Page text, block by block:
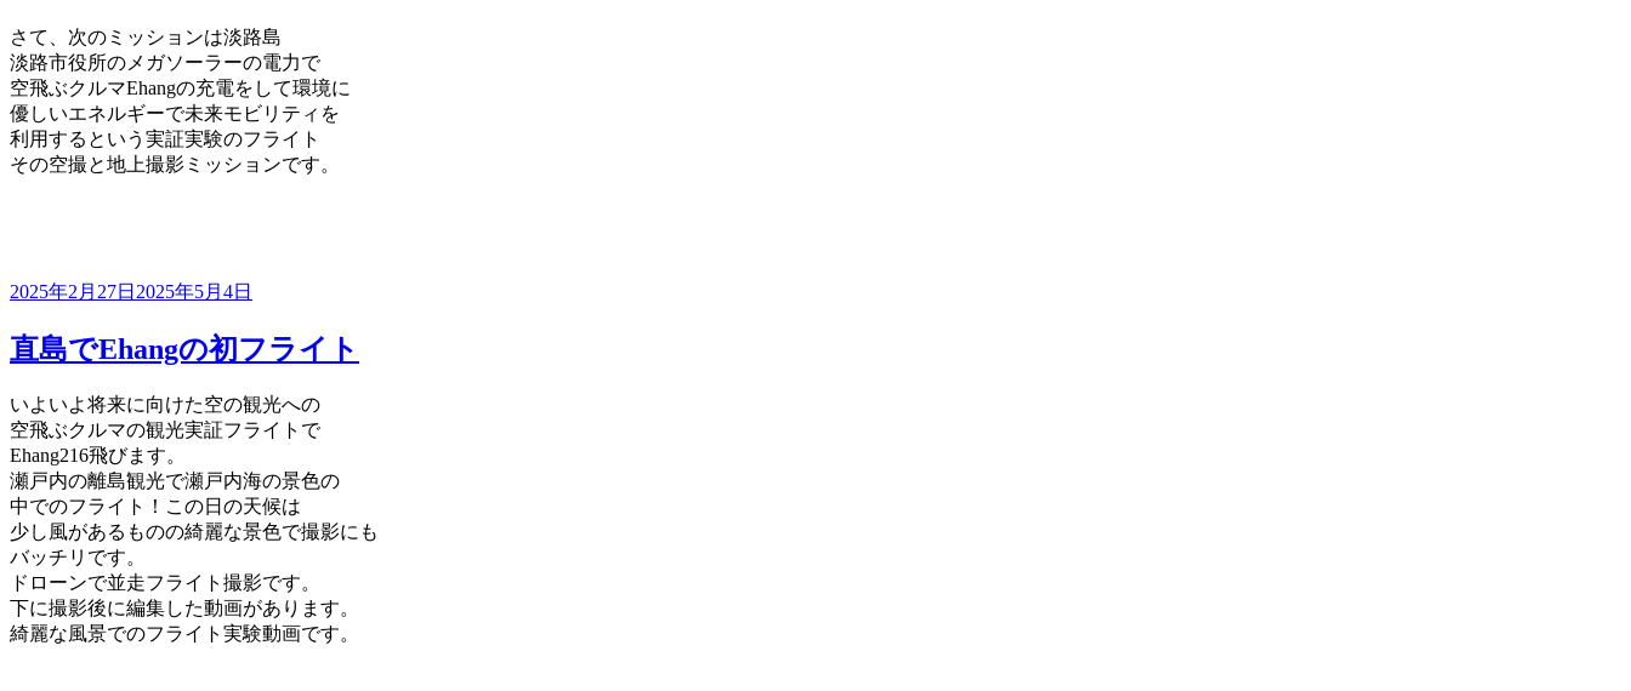
さて、次のミッションは淡路島
淡路市役所のメガソーラーの電力で
空飛ぶクルマEhangの充電をして環境に
優しいエネルギーで未来モビリティを
利用するという実証実験のフライト
その空撮と地上撮影ミッションです。
投
日:
2025年2月27日 2025年5月4日
直島でEhangの初フライト
いよいよ将来に向けた空の観光への
空飛ぶクルマの観光実証フライトで
Ehang216飛びます。
瀬戸内の離島観光で瀬戸内海の景色の
中でのフライト！この日の天候は
少し風があるものの綺麗な景色で撮影にも
バッチリです。
ドローンで並走フライト撮影です。
下に撮影後に編集した動画があります。
綺麗な風景でのフライト実験動画です。